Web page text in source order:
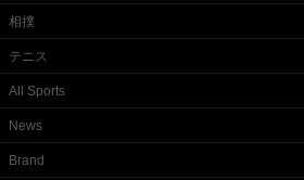
相撲
テニス
All Sports
News
Brand